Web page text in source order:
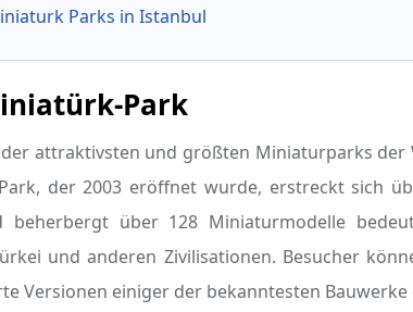
Parks in Istanbul
Park
attraktivsten und größten Miniaturparks der
der 2003 eröffnet wurde, erstreckt sich
beherbergt über 128 Miniaturmodelle
und anderen Zivilisationen. Besucher
Versionen einiger der bekanntesten Bauwerke